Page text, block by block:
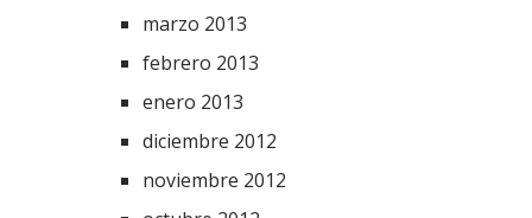
marzo 2013
febrero 2013
enero 2013
diciembre 2012
noviembre 2012